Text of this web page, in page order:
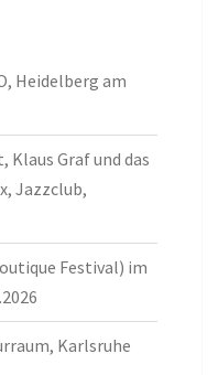
Heidelberg am
Klaus Graf und das
Jazzclub,
Festival) im
Karlsruhe